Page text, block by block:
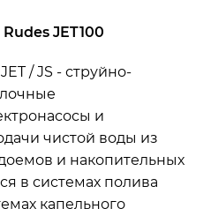
JET100
/ JS - струйно-
и
чистой воды из
и накопительных
в системах полива
капельного